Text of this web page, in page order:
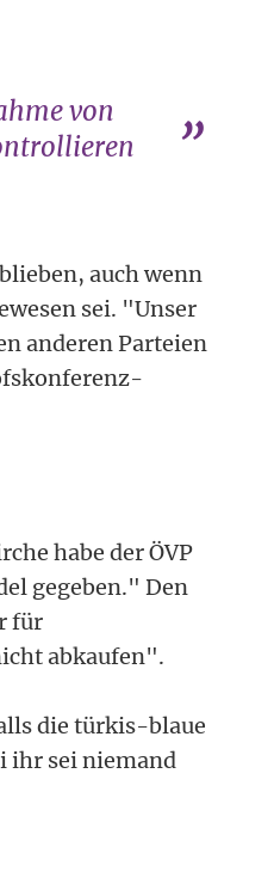
von
auch wenn
sei. "Unser
anderen Parteien
habe der ÖVP
gegeben." Den
für
abkaufen".
die türkis-blaue
sei niemand